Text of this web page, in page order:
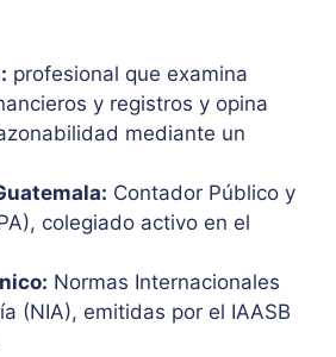
profesional que examina
y registros y opina
mediante un
Contador Público y
colegiado activo en el
Normas Internacionales
(NIA), emitidas por el IAASB